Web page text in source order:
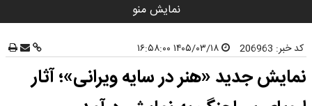
نمایش منو
کد خبر: 206963
نمایش جدید «هنر در سایه ویرانی»؛ آثار